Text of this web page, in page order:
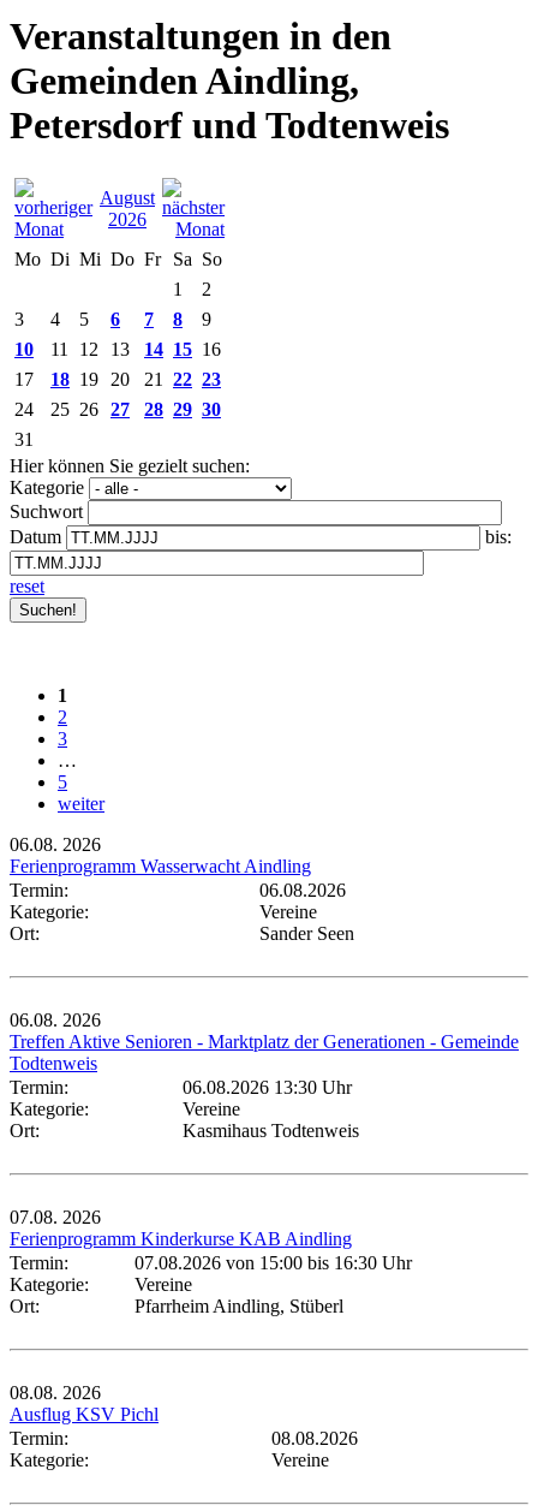
Veranstaltungen in den
Gemeinden Aindling,
Petersdorf und Todtenweis
August
2026
Mo Di Mi Do Fr Sa So
1
2
3
4 5 6 7 8
9
10
11 12 13 14 15 16
17
18 19 20 21 22 23
24
25 26 27 28 29 30
31
Hier können Sie gezielt suchen:
Kategorie
Suchwort
Datum
bis:
reset
1
2
3
…
5
weiter
06.08. 2026
Ferienprogramm Wasserwacht Aindling
Termin:
06.08.2026
Kategorie:
Vereine
Ort:
Sander Seen
06.08. 2026
Treffen Aktive Senioren - Marktplatz der Generationen - Gemeinde
Todtenweis
Termin:
06.08.2026 13:30 Uhr
Kategorie:
Vereine
Ort:
Kasmihaus Todtenweis
07.08. 2026
Ferienprogramm Kinderkurse KAB Aindling
Termin:
07.08.2026 von 15:00 bis 16:30 Uhr
Kategorie:
Vereine
Ort:
Pfarrheim Aindling, Stüberl
08.08. 2026
Ausflug KSV Pichl
Termin:
08.08.2026
Kategorie:
Vereine